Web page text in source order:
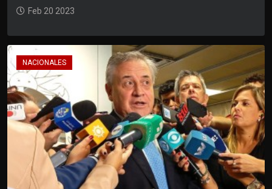
Feb 20 2023
NACIONALES